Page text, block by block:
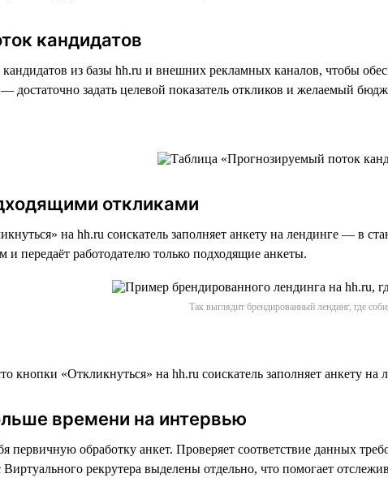
кандидатов
из базы hh.ru и внешних рекламных каналов, чтобы
достаточно задать целевой показатель откликов и желаемый
откликами
на hh.ru соискатель заполняет анкету на лендинге — в
и передаёт работодателю только подходящие анкеты.
Так выглядит брендированный лендинг, где
времени на интервью
первичную обработку анкет. Проверяет соответствие данных
рекрутера выделены отдельно, что помогает